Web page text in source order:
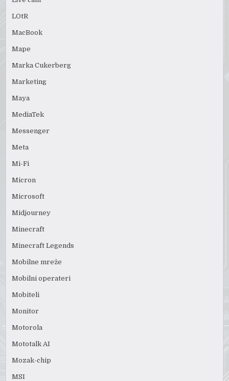
LOtR
MacBook
Mape
Marka Cukerberg
Marketing
Maya
MediaTek
Messenger
Meta
Mi-Fi
Micron
Microsoft
Midjourney
Minecraft
Minecraft Legends
Mobilne mreže
Mobilni operateri
Mobiteli
Monitor
Motorola
Mototalk AI
Mozak-chip
MSI